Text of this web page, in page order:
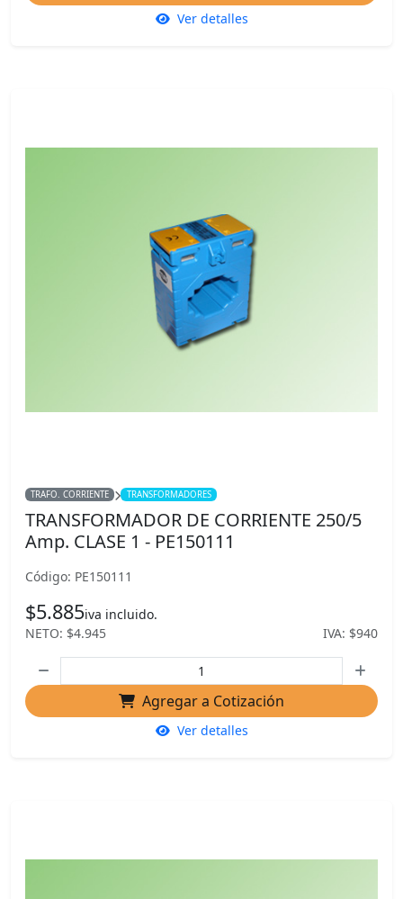
Ver detalles
TRAFO. CORRIENTE TRANSFORMADORES
TRANSFORMADOR DE CORRIENTE 250/5
Amp. CLASE 1 - PE150111
Código: PE150111
$5.885iva incluido.
NETO: $4.945
IVA: $940
Agregar a Cotización
Ver detalles